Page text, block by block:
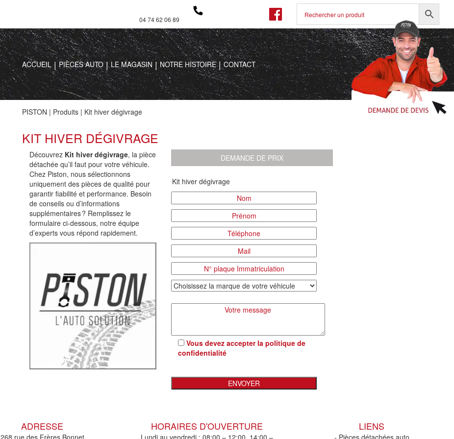
04 74 62 06 89
ACCUEIL PIÈCES AUTO LE MAGASIN NOTRE HISTOIRE CONTACT
PISTON | Produits | Kit hiver dégivrage
KIT HIVER DÉGIVRAGE
Découvrez Kit hiver dégivrage, la pièce
détachée qu’il faut pour votre véhicule.
Chez Piston, nous sélectionnons
uniquement des pièces de qualité pour
garantir fiabilité et performance. Besoin
de conseils ou d’informations
supplémentaires ? Remplissez le
formulaire ci-dessous, notre équipe
d’experts vous répond rapidement.
DEMANDE DE PRIX
Vous devez accepter la politique de
confidentialité
ADRESSE HORAIRES D'OUVERTURE LIENS